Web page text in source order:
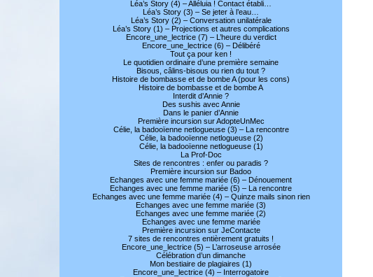
Léa’s Story (4) – Alléluia ! Contact établi…
Léa’s Story (3) – Se jeter à l’eau…
Léa’s Story (2) – Conversation unilatérale
Léa’s Story (1) – Projections et autres complications
Encore_une_lectrice (7) – L’heure du verdict
Encore_une_lectrice (6) – Délibéré
Tout ça pour ken !
Le quotidien ordinaire d’une première semaine
Bisous, câlins-bisous ou rien du tout ?
Histoire de bombasse et de bombe A (pour les cons)
Histoire de bombasse et de bombe A
Interdit d’Annie ?
Des sushis avec Annie
Dans le panier d’Annie
Première incursion sur AdopteUnMec
Célie, la badooïenne netlogueuse (3) – La rencontre
Célie, la badooïenne netlogueuse (2)
Célie, la badooïenne netlogueuse (1)
La Prof-Doc
Sites de rencontres : enfer ou paradis ?
Première incursion sur Badoo
Echanges avec une femme mariée (6) – Dénouement
Echanges avec une femme mariée (5) – La rencontre
Echanges avec une femme mariée (4) – Quinze mails sinon rien
Echanges avec une femme mariée (3)
Echanges avec une femme mariée (2)
Echanges avec une femme mariée
Première incursion sur JeContacte
7 sites de rencontres entièrement gratuits !
Encore_une_lectrice (5) – L’arroseuse arrosée
Célébration d’un dimanche
Mon bestiaire de plagiaires (1)
Encore_une_lectrice (4) – Interrogatoire